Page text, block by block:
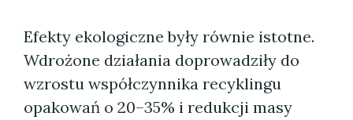
Efekty ekologiczne były równie istotne.
Wdrożone działania doprowadziły do
wzrostu współczynnika recyklingu
opakowań o 20–35% i redukcji masy